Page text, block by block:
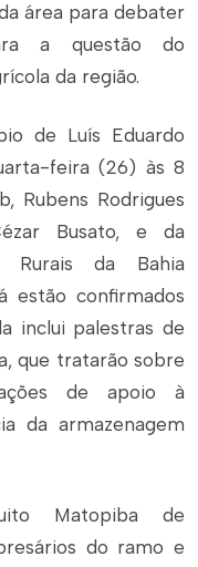
área para debater
a questão do
da região.
de Luís Eduardo
feira (26) às 8
Rubens Rodrigues
Busato, e da
Rurais da Bahia
estão confirmados
inclui palestras de
que tratarão sobre
de apoio à
da armazenagem
Matopiba de
do ramo e